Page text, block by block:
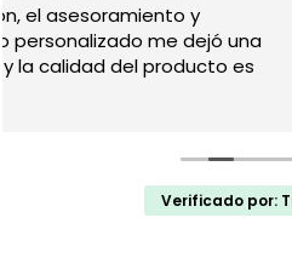
Buenísima atención,
rebajas!
Verificado por: